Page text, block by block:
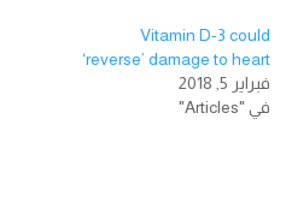
Vitamin D-3 could
‘reverse’ damage to heart
فبراير 5, 2018
في "Articles"